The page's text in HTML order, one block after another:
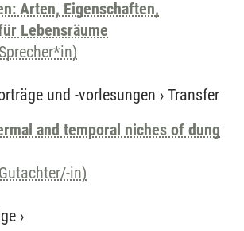
Arten, Eigenschaften,
Lebensräume
und -vorlesungen › Transfer
and temporal niches of dung
in)
›